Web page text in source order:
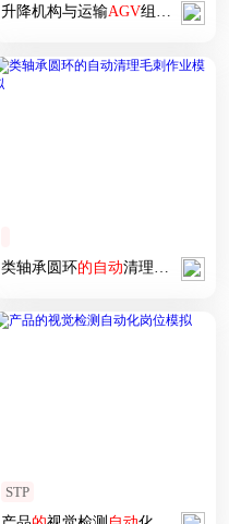
升降机构与运输AGV组合 模拟
类轴承圆环的自动清理毛刺作业
STP